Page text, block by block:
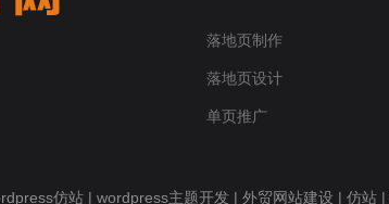
落地页制作
落地页设计
单页推广
仿站| wordpress主题开发| 外贸网站建设 | 仿站|